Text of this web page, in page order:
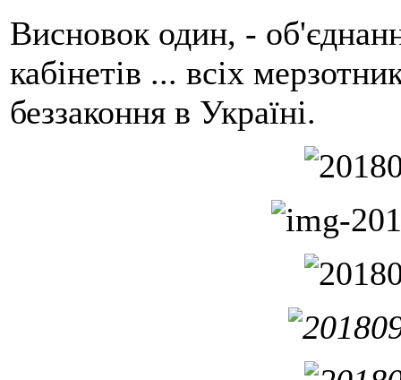
Висновок один, -
кабінетів ... всіх
беззаконня в Україні.